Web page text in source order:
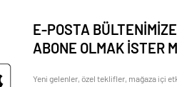
E-POSTA BÜLTENİMİZE
ABONE OLMAK İSTER
Yeni gelenler, özel teklifler, mağaza içi